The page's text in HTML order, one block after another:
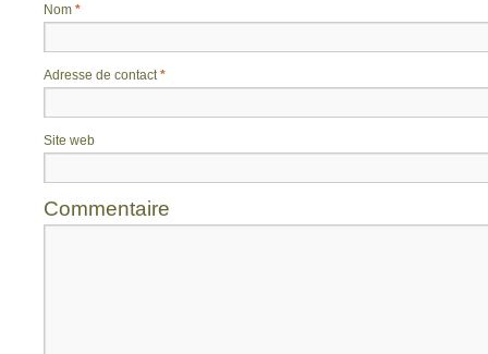
Nom *
Adresse de contact*
Site web
Commentaire